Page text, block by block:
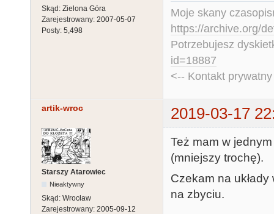
Skąd: Zielona Góra
Zarejestrowany: 2007-05-07
Posty: 5,498
Moje skany
https://archive.org/
Potrzebujesz
id=18887
<-- Kontakt
artik-wroc 2019-03-17
Starszy Atarowiec
Nieaktywny
Skąd: Wrocław
Zarejestrowany: 2005-09-12
Też mam w
(mniejszy trochę).
Czekam na
na zbyciu.